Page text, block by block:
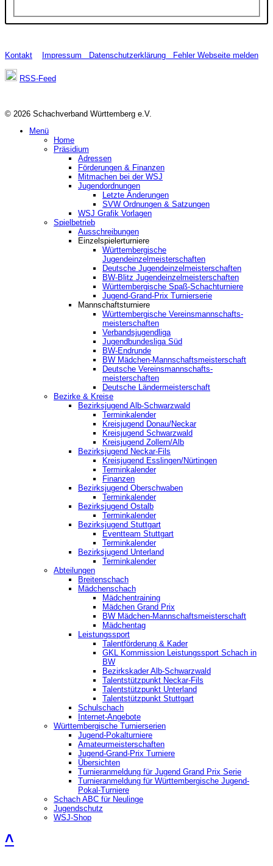
Kontakt Impressum Datenschutzerklärung Fehler Webseite melden
RSS-Feed
© 2026 Schachverband Württemberg e.V.
Menü
Home
Präsidium
Adressen
Förderungen & Finanzen
Mitmachen bei der WSJ
Jugendordnungen
Letzte Änderungen
SVW Ordnungen & Satzungen
WSJ Grafik Vorlagen
Spielbetrieb
Ausschreibungen
Einzelspielerturniere
Württembergische
Jugendeinzelmeisterschaften
Deutsche Jugendeinzelmeisterschaften
BW-Blitz Jugendeinzelmeisterschaften
Württembergische Spaß-Schachturniere
Jugend-Grand-Prix Turnierserie
Mannschaftsturniere
Württembergische Vereinsmannschafts-
meisterschaften
Verbandsjugendliga
Jugendbundesliga Süd
BW-Endrunde
BW Mädchen-Mannschaftsmeisterschaft
Deutsche Vereinsmannschafts-
meisterschaften
Deutsche Ländermeisterschaft
Bezirke & Kreise
Bezirksjugend Alb-Schwarzwald
Terminkalender
Kreisjugend Donau/Neckar
Kreisjugend Schwarzwald
Kreisjugend Zollern/Alb
Bezirksjugend Neckar-Fils
Kreisjugend ‎Esslingen/Nürtingen
Terminkalender
Finanzen
Bezirksjugend Oberschwaben
Terminkalender
Bezirksjugend Ostalb
Terminkalender
Bezirksjugend Stuttgart
‎Eventteam Stuttgart
Terminkalender
Bezirksjugend Unterland
Terminkalender
Abteilungen
Breitenschach
Mädchenschach
Mädchentraining
Mädchen Grand Prix
BW Mädchen-Mannschaftsmeisterschaft
Mädchentag
Leistungssport
Talentförderung & Kader
GKL Kommission Leistungssport Schach in
BW
Bezirkskader Alb-Schwarzwald
Talentstützpunkt Neckar-Fils
Talentstützpunkt Unterland
Talentstützpunkt Stuttgart
Schulschach
Internet-Angebote
Württembergische Turnierserien
Jugend-Pokalturniere
Amateurmeisterschaften
Jugend-Grand-Prix Turniere
Übersichten
Turnieranmeldung für Jugend Grand Prix Serie
Turnieranmeldung für Württembergische Jugend-
Pokal-Turniere
Schach ABC für Neulinge
Jugendschutz
WSJ-Shop
˄